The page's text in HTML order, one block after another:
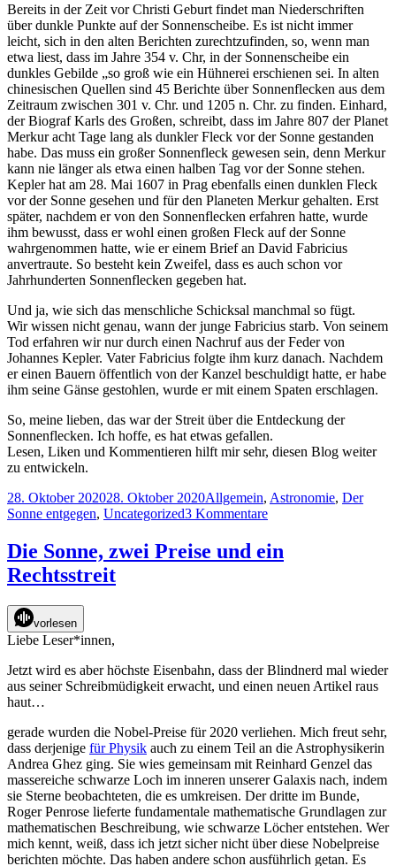
Bereits in der Zeit vor Christi Geburt findet man Niederschriften
über dunkle Punkte auf der Sonnenscheibe. Es ist nicht immer
leicht, sich in den alten Berichten zurechtzufinden, so, wenn man
etwa liest, dass im Jahre 354 v. Chr, in der Sonnenscheibe ein
dunkles Gebilde „so groß wie ein Hühnerei erschienen sei. In alten
chinesischen Quellen sind 45 Berichte über Sonnenflecken aus dem
Zeitraum zwischen 301 v. Chr. und 1205 n. Chr. zu finden. Einhard,
der Biograf Karls des Großen, schreibt, dass im Jahre 807 der Planet
Merkur acht Tage lang als dunkler Fleck vor der Sonne gestanden
habe. Das muss ein großer Sonnenfleck gewesen sein, denn Merkur
kann nie länger als etwa einen halben Tag vor der Sonne stehen.
Kepler hat am 28. Mai 1607 in Prag ebenfalls einen dunklen Fleck
vor der Sonne gesehen und für den Planeten Merkur gehalten. Erst
später, nachdem er von den Sonnenflecken erfahren hatte, wurde
ihm bewusst, dass er wohl einen großen Fleck auf der Sonne
wahrgenommen hatte, wie er einem Brief an David Fabricius
anvertraute. So besteht kein Zweifel, dass es auch schon vor
Jahrhunderten Sonnenflecken gegeben hat.
Und ja, wie sich das menschliche Schicksal manchmal so fügt.
Wir wissen nicht genau, wann der junge Fabricius starb. Von seinem
Tod erfahren wir nur durch einen Nachruf aus der Feder von
Johannes Kepler. Vater Fabricius folgte ihm kurz danach. Nachdem
er einen Bauern öffentlich von der Kanzel beschuldigt hatte, er habe
ihm seine Gänse gestohlen, wurde er mit einem Spaten erschlagen.
So, meine lieben, das war der Streit über die Entdeckung der
Sonnenflecken. Ich hoffe, es hat etwas gefallen.
Lesen, Liken und Kommentieren hilft mir sehr, diesen Blog weiter
zu entwickeln.
Veröffentlicht
am
28. Oktober 202028. Oktober 2020Kategorien
Allgemein, Astronomie, Der
Sonne entgegen, Uncategorized3 Kommentarezu
war
der
Entdeckung
der
Die Sonne, zwei Preise und ein
Rechtsstreit
vorlesen
Liebe Leser*innen,
Jetzt wird es aber höchste Eisenbahn, dass der Blindnerd mal wieder
aus seiner Schreibmüdigkeit erwacht, und einen neuen Artikel raus
haut…
gerade wurden die Nobel-Preise für 2020 verliehen. Mich freut sehr,
dass derjenige für Physik auch zu einem Teil an die Astrophysikerin
Andrea Ghez ging. Sie wies gemeinsam mit Reinhard Genzel das
massereiche schwarze Loch im inneren unserer Galaxis nach, indem
sie Sterne beobachteten, die es umkreisen. Der dritte im Bunde,
Roger Penrose lieferte fundamentale mathematische Grundlagen zur
mathematischen Beschreibung, wie schwarze Löcher entstehen. Wer
mich kennt, weiß, dass ich jetzt sicher nicht über diese Nobelpreise
berichten möchte. Das haben andere schon ausführlich getan. Es